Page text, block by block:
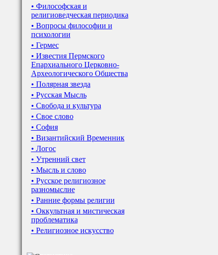
• Философская и
религиоведческая периодика
• Вопросы философии и
психологии
• Гермес
• Известия Пермского
Епархиального Церковно-
Археологического Общества
• Полярная звезда
• Русская Мысль
• Свобода и культура
• Свое слово
• София
• Византийский Временник
• Логос
• Утренний свет
• Мысль и слово
• Русское религиозное
разномыслие
• Ранние формы религии
• Оккультная и мистическая
проблематика
• Религиозное искусство